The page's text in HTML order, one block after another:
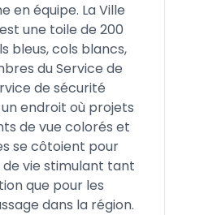
en équipe. La Ville
une toile de 200
bleus, cols blancs,
du Service de
de sécurité
un endroit où projets
de vue colorés et
se côtoient pour
vie stimulant tant
que pour les
dans la région.